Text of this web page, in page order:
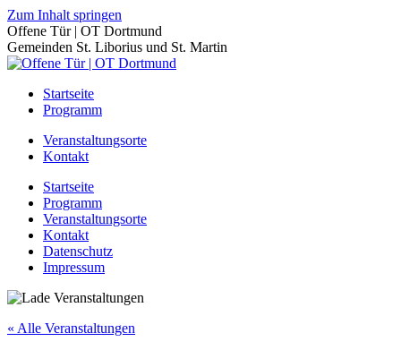
Zum Inhalt springen
Offene Tür | OT Dortmund
Gemeinden St. Liborius und St. Martin
Startseite
Programm
Veranstaltungsorte
Kontakt
Startseite
Programm
Veranstaltungsorte
Kontakt
Datenschutz
Impressum
« Alle Veranstaltungen